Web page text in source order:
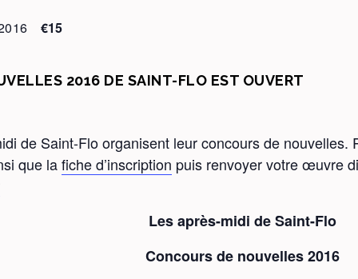
€15
2016 DE SAINT-FLO EST OUVERT
de Saint-Flo organisent leur concours de nouvelles.
que lafiche d’inscription puis renvoyer votre œuvre
Les après-midi de Saint-Flo
Concours de nouvelles 2016